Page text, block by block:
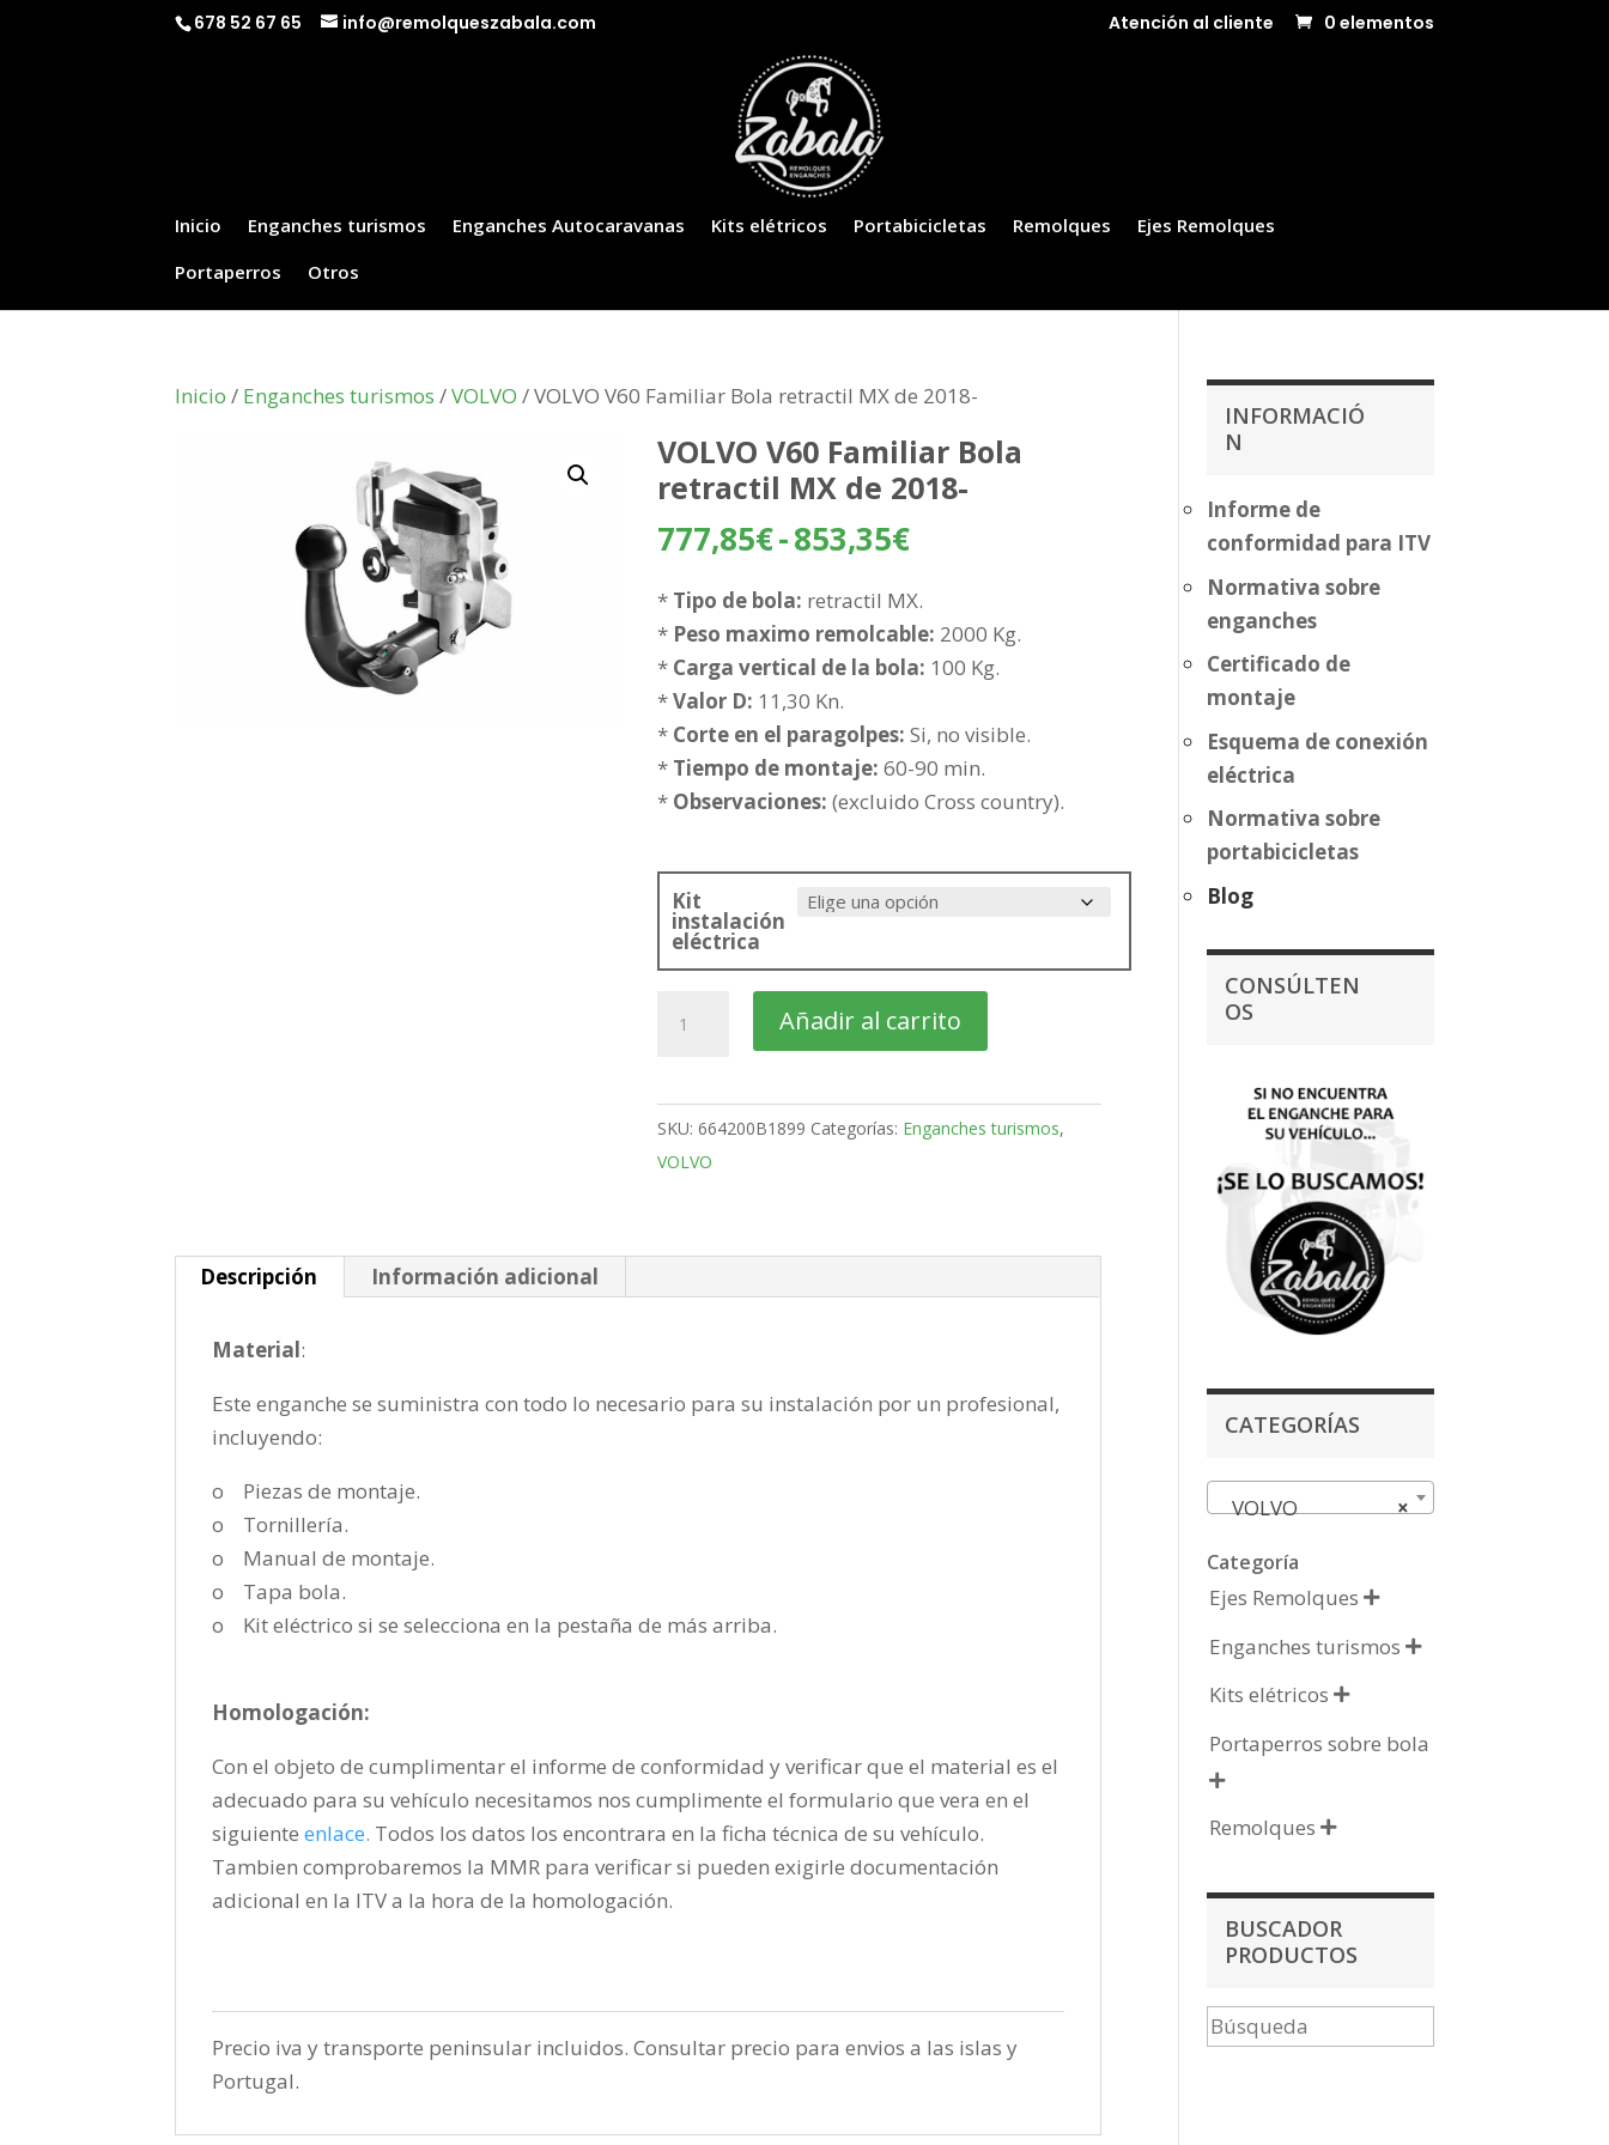
678 52 67 65 info@remolqueszabala.com Atención al cliente 0 elementos
Inicio Enganches turismos Enganches Autocaravanas Kits elétricos Portabicicletas Remolques
Ejes Remolques
Portaperros
Otros
Inicio / Enganches turismos /VOLVO / VOLVO V60 Familiar Bola retractil MX de 2018-
VOLVO V60 Familiar Bola
retractil MX de 2018-
777,85€-853,35€Rango
precios:
desde
777,85€
853,35€
* Tipo de bola: retractil MX.
* Peso maximo remolcable: 2000 Kg.
* Carga vertical de la bola: 100 Kg.
*Valor D: 11,30 Kn.
* Corte en el paragolpes: Si, no visible.
* Tiempo de montaje: 60-90 min.
* Observaciones: (excluido Cross country).
Kit
instalación
eléctrica
V60
Bola
retractil
MX
Añadir al carrito
SKU: 664200B1899 Categorías: Enganches turismos,
VOLVO
Descripción Información adicional
Material:
Este enganche se suministra con todo lo necesario para su instalación por un profesional,
incluyendo:
o Piezas de montaje.
o Tornillería.
o Manual de montaje.
o Tapa bola.
o Kit eléctrico si se selecciona en la pestaña de más arriba.
Homologación:
Con el objeto de cumplimentar el informe de conformidad y verificar que el material es el
adecuado para su vehículo necesitamos nos cumplimente el formulario que vera en el
siguienteenlace. Todos los datos los encontrara en la ficha técnica de su vehículo.
Tambien comprobaremos la MMR para verificar si pueden exigirle documentación
adicional en la ITV a la hora de la homologación.
Precio iva y transporte peninsular incluidos. Consultar precio para envios a las islas y
Portugal.
INFORMACIÓ
N
Informe de
conformidad para ITV
Normativa sobre
enganches
Certificado de
montaje
Esquema de conexión
eléctrica
Normativa sobre
portabicicletas
Blog
CONSÚLTEN
OS
CATEGORÍAS
×
VOLVO
Categoría
Ejes Remolques 
Enganches turismos 
Kits elétricos 
Portaperros sobre bola

Remolques 
BUSCADOR
PRODUCTOS